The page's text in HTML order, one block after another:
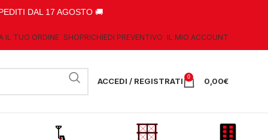
DAL 17 AGOSTO 🚚
IL TUO ORDINE SHOPRICHIEDI PREVENTIVO IL MIO ACCOUNT
ACCEDI / REGISTRATI 0 0,00€